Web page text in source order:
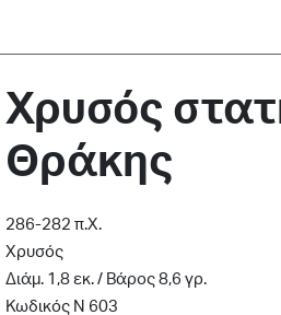
Χρυσός
Θράκης
286-282 π.Χ.
Χρυσός
Διάμ. 1,8 εκ. / Bάρος 8,6 γρ.
Κωδικός Ν 603